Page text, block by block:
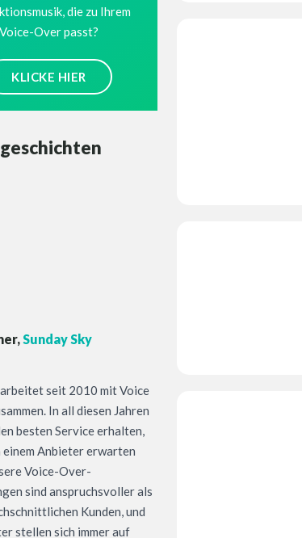
die zu Ihrem
Voice-Over passt?
KLICKE HIER
Sunday Sky
arbeitet seit 2010 mit Voice
In all diesen Jahren
besten Service erhalten,
einem Anbieter erwarten
Voice-Over-
sind anspruchsvoller als
Kunden, und
stellen sich immer auf